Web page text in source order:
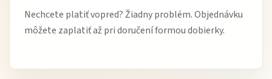
Nechcete platiť vopred? Žiadny problém. Objednávku
môžete zaplatiť až pri doručení formou dobierky.